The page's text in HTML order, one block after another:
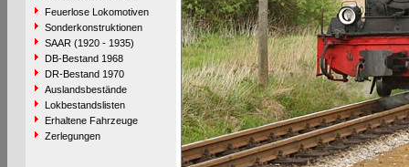
Feuerlose Lokomotiven
Sonderkonstruktionen
SAAR (1920 - 1935)
DB-Bestand 1968
DR-Bestand 1970
Auslandsbestände
Lokbestandslisten
Erhaltene Fahrzeuge
Zerlegungen